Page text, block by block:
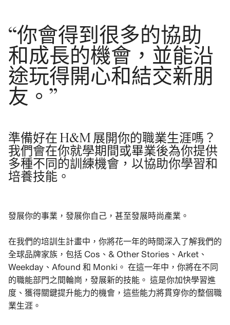
“你會得到很多的協助
和成長的機會，並能沿
途玩得開心和結交新朋
友。”
準備好在 H&M 展開你的職業生涯嗎？
我們會在你就學期間或畢業後為你提供
多種不同的訓練機會，以協助你學習和
培養技能。
發展你的事業，發展你自己，甚至發展時尚產業。
在我們的培訓生計畫中，你將花一年的時間深入了解我們的
全球品牌家族，包括 Cos、& Other Stories、Arket、
Weekday、Afound 和 Monki。 在這一年中，你將在不同
的職能部門之間輪崗，發展新的技能。 這是你加快學習進
度、獲得關鍵提升能力的機會，這些能力將貫穿你的整個職
業生涯。